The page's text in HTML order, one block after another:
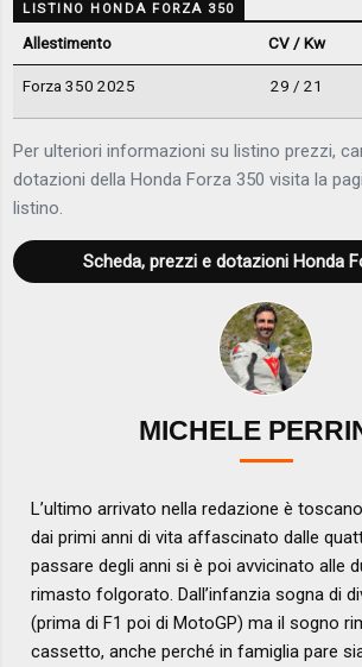
LISTINO HONDA FORZA 350
Allestimento CV / Kw
Forza 350 2025 29 / 21
Per ulteriori informazioni su listino prezzi,
dotazioni della Honda Forza 350 visita la
listino.
Scheda, prezzi e dotazioni Honda
MICHELE
L’ultimo arrivato nella redazione è
dai primi anni di vita affascinato dalle
passare degli anni si è poi avvicinato alle
rimasto folgorato. Dall’infanzia sogna di
(prima di F1 poi di MotoGP) ma il sogno
cassetto, anche perché in famiglia pare